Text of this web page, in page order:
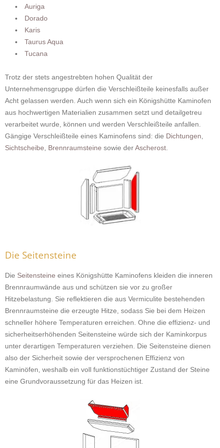
Auriga
Dorado
Karis
Taurus Aqua
Tucana
Trotz der stets angestrebten hohen Qualität der
Unternehmensgruppe dürfen die Verschleißteile keinesfalls außer
Acht gelassen werden. Auch wenn sich ein Königshütte Kaminofen
aus hochwertigen Materialien zusammen setzt und detailgetreu
verarbeitet wurde, können und werden Verschleißteile anfallen.
Gängige Verschleißteile eines Kaminofens sind: die Dichtungen
Sichtscheibe
Brennraumsteine sowie derAscherost
Die Seitensteine
Die Seitensteine eines Königshütte Kaminofens kleiden die inneren
Brennraumwände aus und schützen sie vor zu großer
Hitzebelastung. Sie reflektieren die aus Vermiculite bestehenden
Brennraumsteine die erzeugte Hitze, sodass Sie bei dem Heizen
schneller höhere Temperaturen erreichen. Ohne die effizienz- und
sicherheitserhöhenden Seitensteine würde sich der Kaminkorpus
unter derartigen Temperaturen verziehen. Die Seitensteine dienen
also der Sicherheit sowie der versprochenen Effizienz von
Kaminöfen, weshalb ein voll funktionstüchtiger Zustand der Steine
eine Grundvoraussetzung für das Heizen ist.